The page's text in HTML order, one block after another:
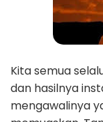
Kita semua
dan hasilnya
mengawalinya